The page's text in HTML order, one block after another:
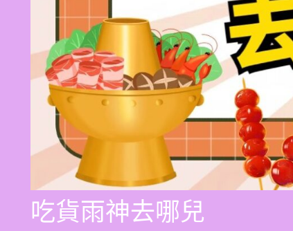
吃貨雨神去哪兒